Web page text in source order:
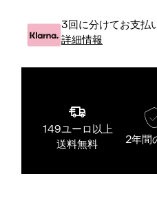
3回に分けてお支払
詳細情報
149ユーロ以上
送料無料
2年間